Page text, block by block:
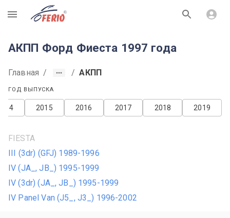
R
АКПП Форд Фиеста 1997 года
Главная / / АКПП
ГОД ВЫПУСКА
2019
2018
2017
2016
2015
FIESTA
III (3dr) (GFJ) 1989-1996
IV (JA_, JB_) 1995-1999
IV (3dr) (JA_, JB_) 1995-1999
IV Panel Van (J5_, J3_) 1996-2002